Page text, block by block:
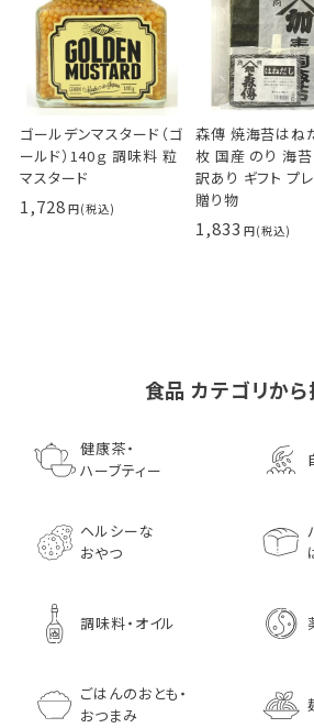
ゴールデンマスタード（ゴ
ールド）140ｇ 調味料 粒
マスタード
1,728
森傳 焼海苔はね
枚 国産 のり 海
訳あり ギフト プ
贈り物
1,833
ールド）140ｇ 調味料 粒
マスタード
鰹節 食べる削り節
70g× 10袋セッ
75g（50袋）
1,296
食品 カテゴリから
健康茶・
ハーブティー
ヘルシーな
おやつ
調味料・オイル
ごはんのおとも・
おつまみ